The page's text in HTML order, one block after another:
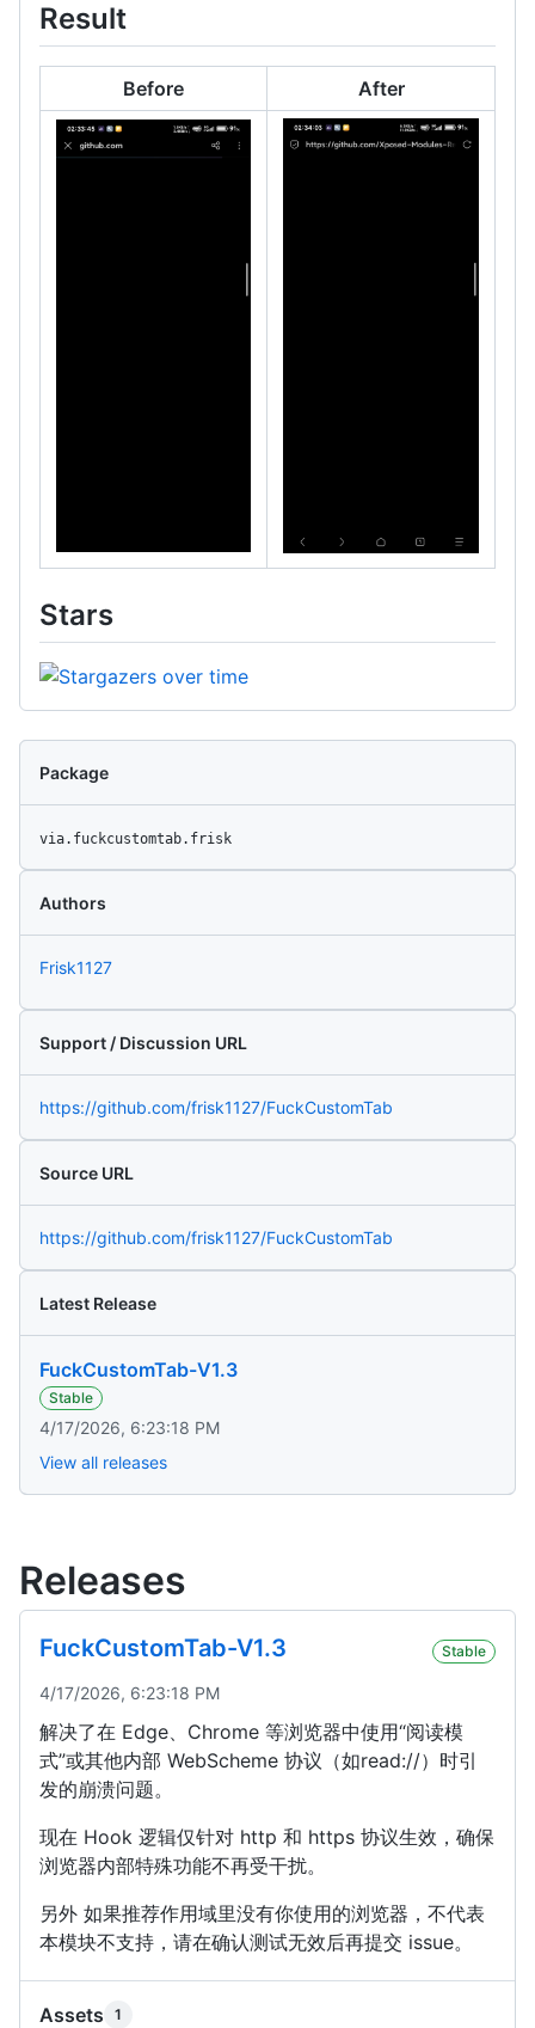
Result
Before After
Stars
Package
via.fuckcustomtab.frisk
Authors
Frisk1127
Support / Discussion URL
https://github.com/frisk1127/FuckCustomTab
Source URL
https://github.com/frisk1127/FuckCustomTab
Latest Release
FuckCustomTab-V1.3
Stable
4/17/2026, 6:23:18 PM
View all releases
Releases
FuckCustomTab-V1.3 Stable
4/17/2026, 6:23:18 PM
解决了在 Edge、Chrome 等浏览器中使用“阅读模
式”或其他内部 WebScheme 协议（如read://）时引
发的崩溃问题。
现在 Hook 逻辑仅针对 http 和 https 协议生效，确保
浏览器内部特殊功能不再受干扰。
另外 如果推荐作用域里没有你使用的浏览器，不代表
本模块不支持，请在确认测试无效后再提交 issue。
Assets 1